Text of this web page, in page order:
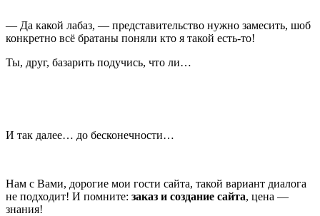
— Да какой лабаз, — представительство нужно замесить, шоб
конкретно всё братаны поняли кто я такой есть-то!
Ты, друг, базарить подучись, что ли…
И так далее… до бесконечности…
Нам с Вами, дорогие мои гости сайта, такой вариант диалога
не подходит! И помните: заказ и создание сайта, цена —
знания!